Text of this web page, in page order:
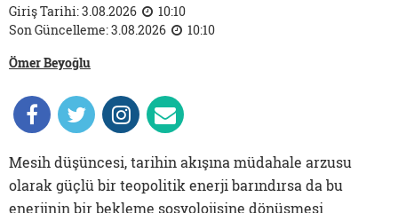
Giriş Tarihi: 3.08.2026
10:10
Son Güncelleme: 3.08.2026
10:10
Ömer Beyoğlu
Mesih düşüncesi, tarihin akışına müdahale arzusu
olarak güçlü bir teopolitik enerji barındırsa da bu
enerjinin bir bekleme sosyolojisine dönüşmesi